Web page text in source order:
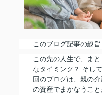
このブログ記事の趣旨
この先の人生で、ま
なタイミング？ そし
回のブログは、親の
の資産でまかなうこ